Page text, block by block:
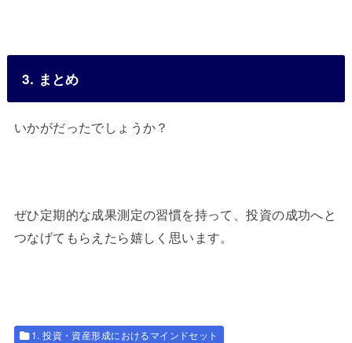
3. まとめ
いかがだったでしょうか？
ぜひ定期的な成果測定の習慣を持って、投資の成功へと
つなげてもらえたら嬉しく思います。
1. 投資・資産形成におけるマインドセット